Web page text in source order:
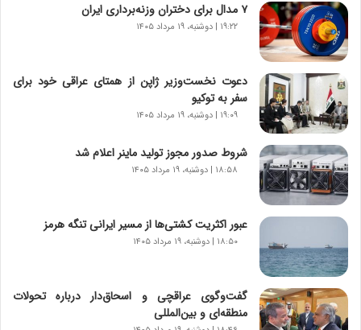
ا
ی
ر
ا
ن‌
و
د
ر
و
ر
و
ش
ن
ا
س
ت
|
ب
۷ مدال برای دختران وزنه‌برداری ایران
۱۹:۲۲ | دوشنبه، ۱۹ مرداد ۱۴۰۵
دعوت نخست‌وزیر ژاپن از همتای عراقی خود برای
سفر به توکیو
۱۹:۰۹ | دوشنبه، ۱۹ مرداد ۱۴۰۵
شروط صدور مجوز تولید ماینر اعلام شد
۱۸:۵۸ | دوشنبه، ۱۹ مرداد ۱۴۰۵
عبور اکثریت کشتی‌ها از مسیر ایرانی تنگه هرمز
۱۸:۵۰ | دوشنبه، ۱۹ مرداد ۱۴۰۵
گفت‌وگوی عراقچی و اسحاق‌دار درباره تحولات
منطقه‌ای و بین‌المللی